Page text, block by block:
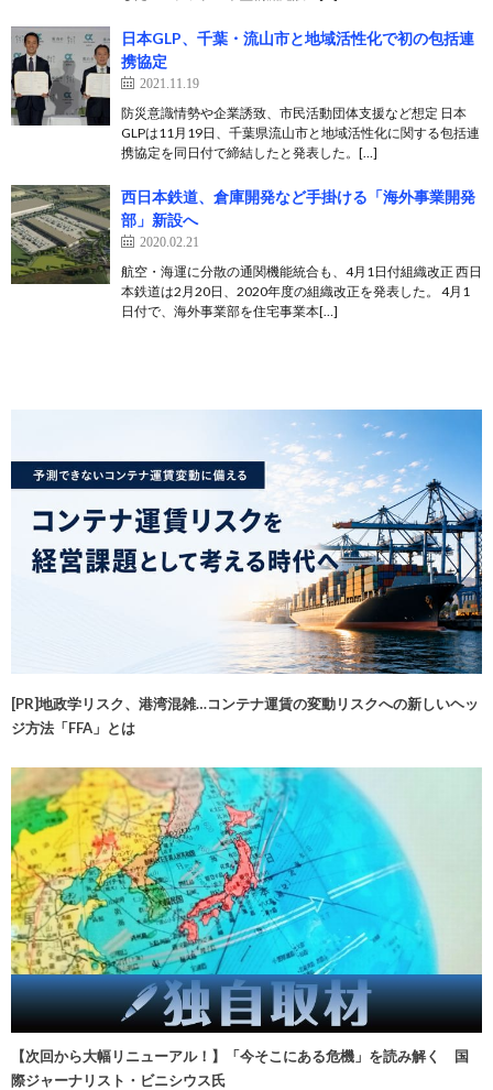
日本GLP、千葉・流山市と地域活性化で初の包括連
携協定
2021.11.19
防災意識情勢や企業誘致、市民活動団体支援など想定 日本
GLPは11月19日、千葉県流山市と地域活性化に関する包括連
携協定を同日付で締結したと発表した。[…]
西日本鉄道、倉庫開発など手掛ける「海外事業開発
部」新設へ
2020.02.21
航空・海運に分散の通関機能統合も、4月1日付組織改正 西日
本鉄道は2月20日、2020年度の組織改正を発表した。 4月1
日付で、海外事業部を住宅事業本[…]
[PR]地政学リスク、港湾混雑…コンテナ運賃の変動リスクへの新しいヘッ
ジ方法「FFA」とは
【次回から大幅リニューアル！】「今そこにある危機」を読み解く 国
際ジャーナリスト・ビニシウス氏